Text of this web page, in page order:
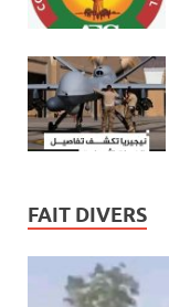
FAIT DIVERS